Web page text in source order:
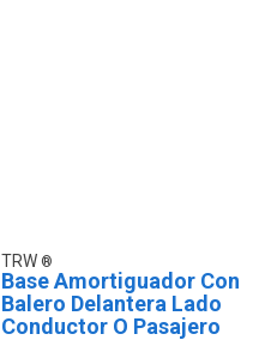
TRW
Base Amortiguador Con
Balero Delantera Lado
Conductor O Pasajero